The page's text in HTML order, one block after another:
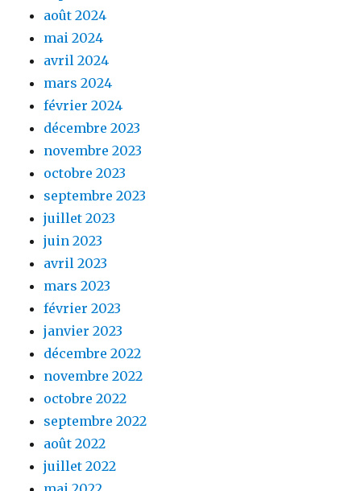
août 2024
mai 2024
avril 2024
mars 2024
février 2024
décembre 2023
novembre 2023
octobre 2023
septembre 2023
juillet 2023
juin 2023
avril 2023
mars 2023
février 2023
janvier 2023
décembre 2022
novembre 2022
octobre 2022
septembre 2022
août 2022
juillet 2022